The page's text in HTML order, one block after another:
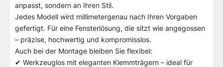
anpasst, sondern an Ihren Stil.
Jedes Modell wird millimetergenau nach Ihren Vorgaben
gefertigt. Für eine Fensterlösung, die sitzt wie angegossen
– präzise, hochwertig und kompromisslos.
Auch bei der Montage bleiben Sie flexibel:
✔ Werkzeuglos mit eleganten Klemmträgern – ideal für